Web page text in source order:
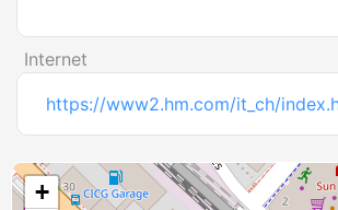
Internet
https://www2.hm.com/it_ch/
+